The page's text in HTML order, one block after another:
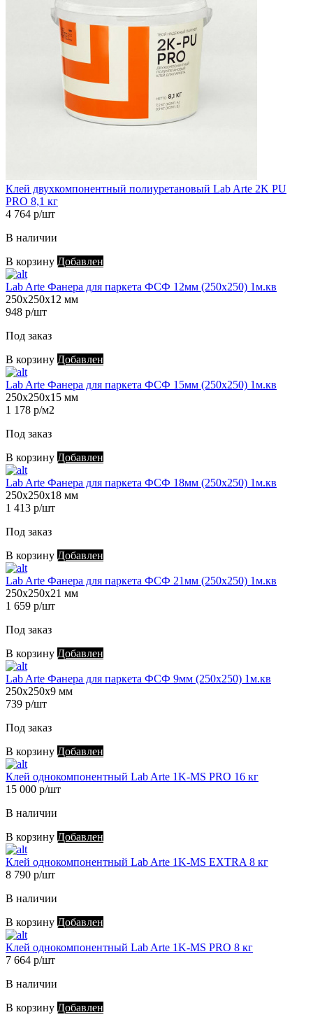
Клей двухкомпонентный полиуретановый Lab Arte 2K PU
PRO 8,1 кг
4 764 р/шт
В наличии
В корзину Добавлен
Lab Arte Фанера для паркета ФСФ 12мм (250х250) 1м.кв
250х250х12 мм
948 р/шт
Под заказ
В корзину Добавлен
Lab Arte Фанера для паркета ФСФ 15мм (250х250) 1м.кв
250х250х15 мм
1 178 р/м2
Под заказ
В корзину Добавлен
Lab Arte Фанера для паркета ФСФ 18мм (250х250) 1м.кв
250х250х18 мм
1 413 р/шт
Под заказ
В корзину Добавлен
Lab Arte Фанера для паркета ФСФ 21мм (250х250) 1м.кв
250х250х21 мм
1 659 р/шт
Под заказ
В корзину Добавлен
Lab Arte Фанера для паркета ФСФ 9мм (250х250) 1м.кв
250х250х9 мм
739 р/шт
Под заказ
В корзину Добавлен
Клей однокомпонентный Lab Arte 1K-MS PRO 16 кг
15 000 р/шт
В наличии
В корзину Добавлен
Клей однокомпонентный Lab Arte 1K-MS EXTRA 8 кг
8 790 р/шт
В наличии
В корзину Добавлен
Клей однокомпонентный Lab Arte 1K-MS PRO 8 кг
7 664 р/шт
В наличии
В корзину Добавлен